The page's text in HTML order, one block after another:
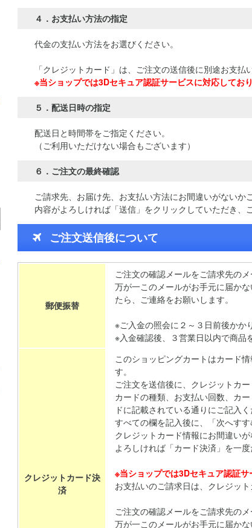
４．お支払い方法の指定
代金の支払い方法をお選びください。
「クレジットカード」は、ご注文の送信後に別途お支払
※当ショップでは3Dセキュア認証サービスに対応しており
５．配送日時の指定
配送日と時間帯をご指定ください。
（ご利用いただけない場合もございます）
６．ご注文の最終確認
ご請求先、お届け先、お支払い方法にお間違いがないか
内容がよろしければ「送信」をクリックしていただき、
ご注文送信後について
郵便振替
ご注文の確認メールをご請求先の
万が一このメールがお手元に届か
たら、ご連絡をお願いします。
※ご入金の照会に２～３日前後かか
※入金確認後、３営業日以内で商品
クレジットカード決
済
このショッピングカートはカード
す。
ご注文を送信後に、クレジットカ
カードの種類、お支払い回数、カ
ドに記載されている通りにご記入く
すべての欄を記入後に、「次へすす
クレジットカード情報にお間違いが
よろしければ「カード決済」を一度
※当ショップでは3Dセキュア認証サ
お支払いのご請求日は、クレジッ
ご注文の確認メールをご請求先の
万が一このメールがお手元に届か